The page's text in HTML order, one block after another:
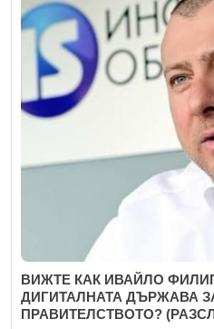
ВИЖТЕ КАК ИВАЙЛО
ДИГИТАЛНАТА ДЪРЖАВА
ПРАВИТЕЛСТВОТО?